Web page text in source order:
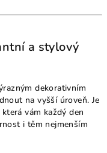
a stylový
dekorativním
na vyšší úroveň. Je
vám každý den
i těm nejmenším